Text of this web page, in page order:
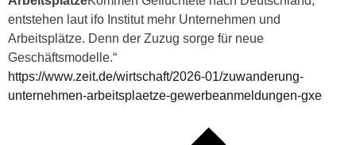
entstehen laut ifo Institut mehr Unternehmen und
Arbeitsplätze. Denn der Zuzug sorge für neue
Geschäftsmodelle.“
https://www.zeit.de/wirtschaft/2026-01/zuwanderung-
unternehmen-arbeitsplaetze-gewerbeanmeldungen-gxe